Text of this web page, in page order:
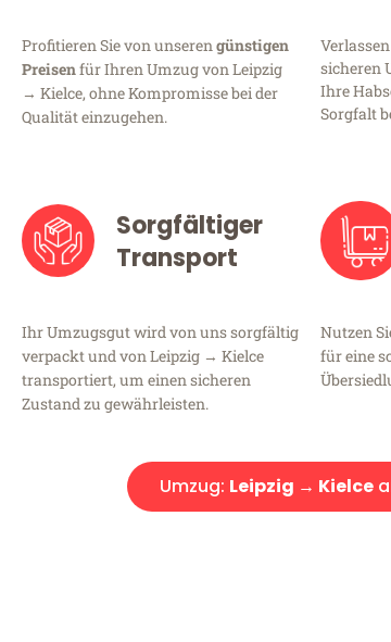
Profitieren Sie von unserengünstigen
Preisenfür Ihren Umzug von Leipzig
→ Kielce, ohne Kompromisse bei der
Qualität einzugehen.
sicheren
Ihre
Sorgfalt
Sorgfältiger
Transport
Ihr Umzugsgut wird von uns sorgfältig
verpackt und von Leipzig → Kielce
transportiert, um einen sicheren
Zustand zu gewährleisten.
Nutzen
für eine
Umzug: Leipzig → Kielce